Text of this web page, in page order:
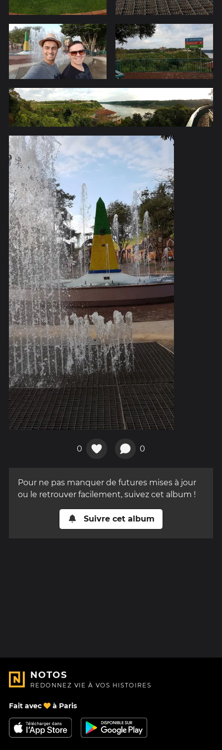
0 0
Pour ne pas manquer de futures mises à jour
ou le retrouver facilement, suivez cet album !
Suivre cet album
NOTOS
REDONNEZ VIE À VOS HISTOIRES
Fait avec à Paris